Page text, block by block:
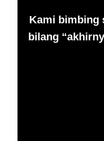
Kami bimbing
bilang